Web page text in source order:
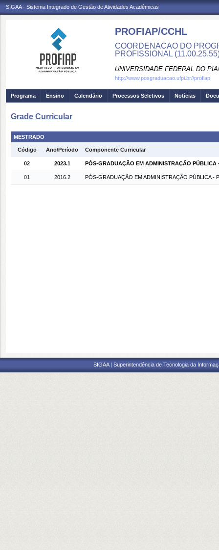
SIGAA - Sistema Integrado de Gestão de Atividades Acadêmicas
PROFIAP/CCHL
COORDENACAO DO
PROFISSIONAL
UNIVERSIDADE FEDERAL DO
http://www.posgraduacao.ufpi.br//profiap
Programa Ensino Calendário Processos Seletivos Notícias
Grade Curricular
MESTRADO
Código Ano/Período Componente Curricular
02 2023.1 PÓS-GRADUAÇÃO EM ADMINISTRAÇÃO PÚBLICA
01 2016.2 PÓS-GRADUAÇÃO EM ADMINISTRAÇÃO PÚBLICA -
SIGAA | Superintendência de Tecnologia da